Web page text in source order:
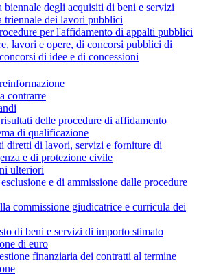
biennale degli acquisiti di beni e servizi
triennale dei lavori pubblici
per l'affidamento di appalti pubblici
lavori e opere, di concorsi pubblici di
di idee e di concessioni
contrarre
delle procedure di affidamento
di qualificazione
diretti di lavori, servizi e forniture di
e di protezione civile
ulteriori
e di ammissione dalle procedure
commissione giudicatrice e curricula dei
di beni e servizi di importo stimato
di euro
finanziaria dei contratti al termine